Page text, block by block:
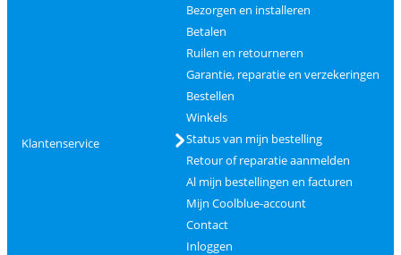
Klantenservice
Bezorgen en installeren
Betalen
Ruilen en retourneren
Garantie, reparatie en verzekeringen
Bestellen
Winkels
Status van mijn bestelling
Retour of reparatie aanmelden
Al mijn bestellingen en facturen
Mijn Coolblue-account
Contact
Inloggen